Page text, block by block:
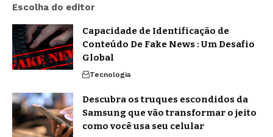
Escolha do editor
Capacidade de Identificação de
Conteúdo De Fake News : Um Desafio
Global
Tecnologia
Descubra os truques escondidos da
Samsung que vão transformar o jeito
como você usa seu celular